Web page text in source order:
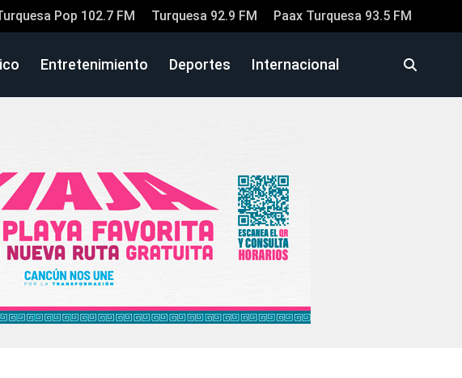
Pop 102.7 FM Turquesa 92.9 FM Paax Turquesa 93.5 FM
Entretenimiento Deportes Internacional